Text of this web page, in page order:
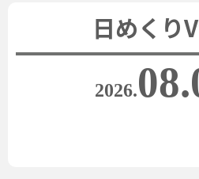
日めくり
2026.